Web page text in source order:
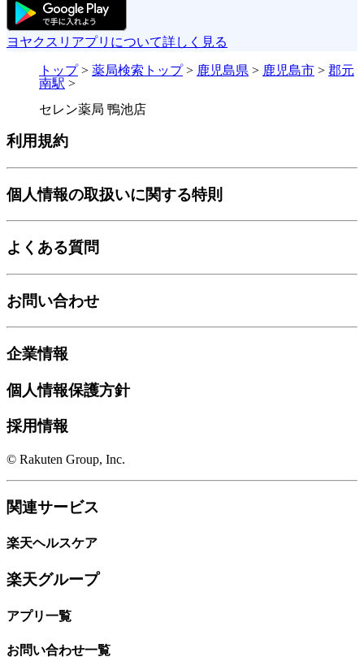
ヨヤクスリアプリについて詳しく見る
トップ> 薬局検索トップ> 鹿児島県 > 鹿児島市 > 郡元
南駅 >
セレン薬局 鴨池店
利用規約
個人情報の取扱いに関する特則
よくある質問
お問い合わせ
企業情報
個人情報保護方針
採用情報
© Rakuten Group, Inc.
関連サービス
楽天ヘルスケア
楽天グループ
アプリ一覧
お問い合わせ一覧